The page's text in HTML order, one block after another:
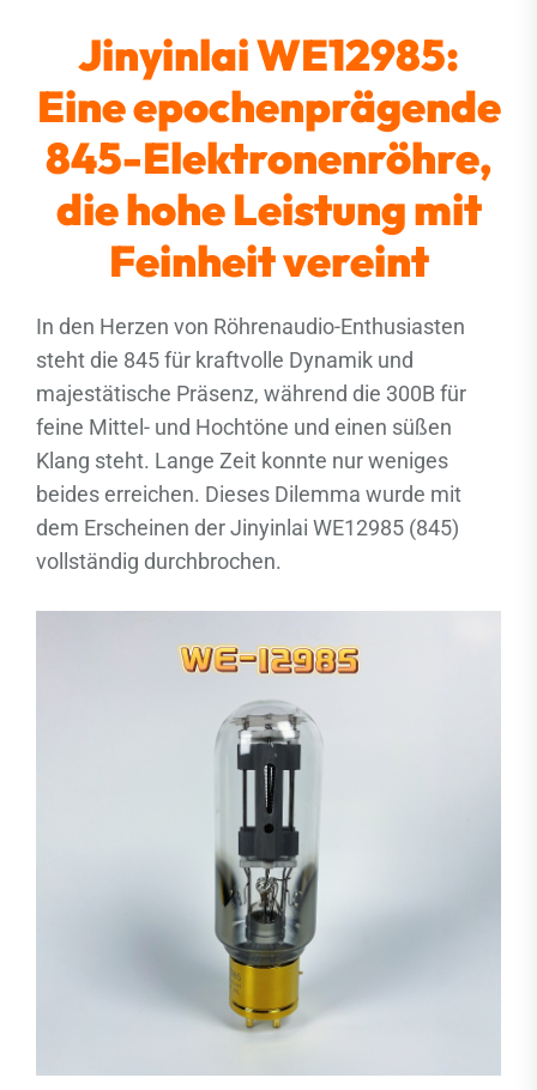
Jinyinlai WE12985:
Eine epochenprägende
845-Elektronenröhre,
die hohe Leistung mit
Feinheit vereint
In den Herzen von Röhrenaudio-Enthusiasten
steht die 845 für kraftvolle Dynamik und
majestätische Präsenz, während die 300B für
feine Mittel- und Hochtöne und einen süßen
Klang steht. Lange Zeit konnte nur weniges
beides erreichen. Dieses Dilemma wurde mit
dem Erscheinen der Jinyinlai WE12985 (845)
vollständig durchbrochen.